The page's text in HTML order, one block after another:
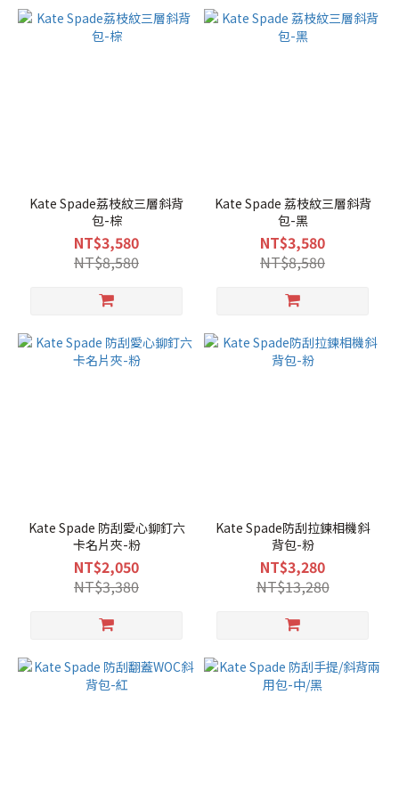
Kate Spade荔枝紋三層斜背
包-棕
NT$3,580
NT$8,580
Kate Spade 荔枝紋三層斜背
包-黑
NT$3,580
NT$8,580
Kate Spade 防刮愛心鉚釘六
卡名片夾-粉
NT$2,050
NT$3,380
Kate Spade防刮拉鍊相機斜
背包-粉
NT$3,280
NT$13,280